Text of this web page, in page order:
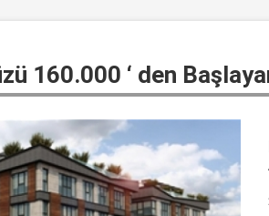
160.000 ‘ den